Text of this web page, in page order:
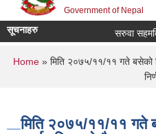
Government of Nepal
सूचनाहरु सरुवा सहमति
You are here
Home » मिति २०७५/११/११ गते बसेको
मिति २०७५/११/११ गते